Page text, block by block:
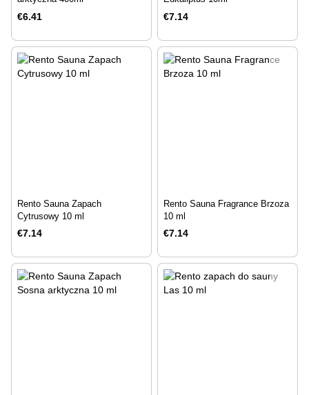
€6.41 €7.14
Rento Sauna Zapach
Cytrusowy 10 ml
€7.14
Rento Sauna Fragrance Brzoza
10 ml
€7.14